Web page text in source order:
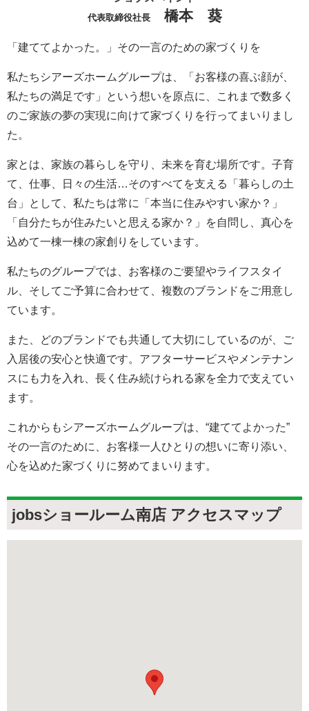
代表取締役社長 橋本 葵
「建ててよかった。」その一言のための家づくりを
私たちシアーズホームグループは、「お客様の喜ぶ顔が、
私たちの満足です」という想いを原点に、これまで数多く
のご家族の夢の実現に向けて家づくりを行ってまいりまし
た。
家とは、家族の暮らしを守り、未来を育む場所です。子育
て、仕事、日々の生活…そのすべてを支える「暮らしの土
台」として、私たちは常に「本当に住みやすい家か？」
「自分たちが住みたいと思える家か？」を自問し、真心を
込めて一棟一棟の家創りをしています。
私たちのグループでは、お客様のご要望やライフスタイ
ル、そしてご予算に合わせて、複数のブランドをご用意し
ています。
また、どのブランドでも共通して大切にしているのが、ご
入居後の安心と快適です。アフターサービスやメンテナン
スにも力を入れ、長く住み続けられる家を全力で支えてい
ます。
これからもシアーズホームグループは、“建ててよかった”
その一言のために、お客様一人ひとりの想いに寄り添い、
心を込めた家づくりに努めてまいります。
jobsショールーム南店 アクセスマップ